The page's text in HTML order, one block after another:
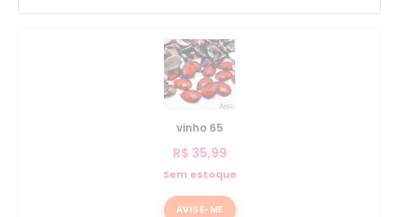
vinho 65
R$ 35,99
Sem estoque
AVISE-ME